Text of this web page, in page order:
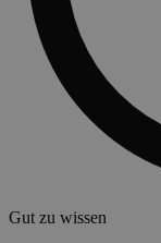
Gut zu wissen